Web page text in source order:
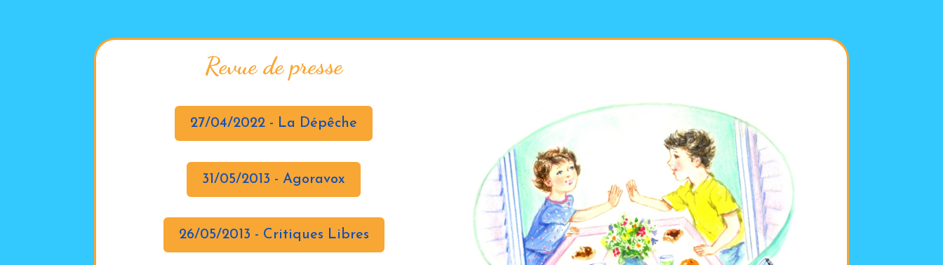
Revue de presse
27/04/2022 - La Dépêche
31/05/2013 - Agoravox
26/05/2013 - Critiques Libres